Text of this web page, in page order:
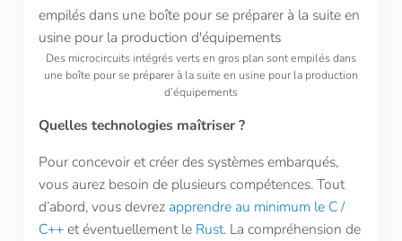
Des microcircuits intégrés verts en gros plan sont empilés dans
une boîte pour se préparer à la suite en usine pour la production
d’équipements
Quelles technologies maîtriser ?
Pour concevoir et créer des systèmes embarqués,
vous aurez besoin de plusieurs compétences. Tout
d’abord, vous devrez apprendre au minimum le C /
C++et éventuellement le Rust. La compréhension de